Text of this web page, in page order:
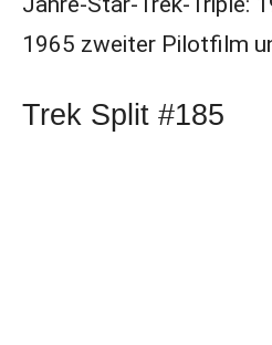
1965 zweiter Pilotfilm
Trek Split #185